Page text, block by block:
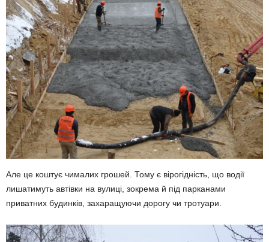
Але це коштує чималих грошей. Тому є вірогідність, що водії
лишатимуть автівки на вулиці, зокрема й під парканами
приватних будинків, захаращуючи дорогу чи тротуари.